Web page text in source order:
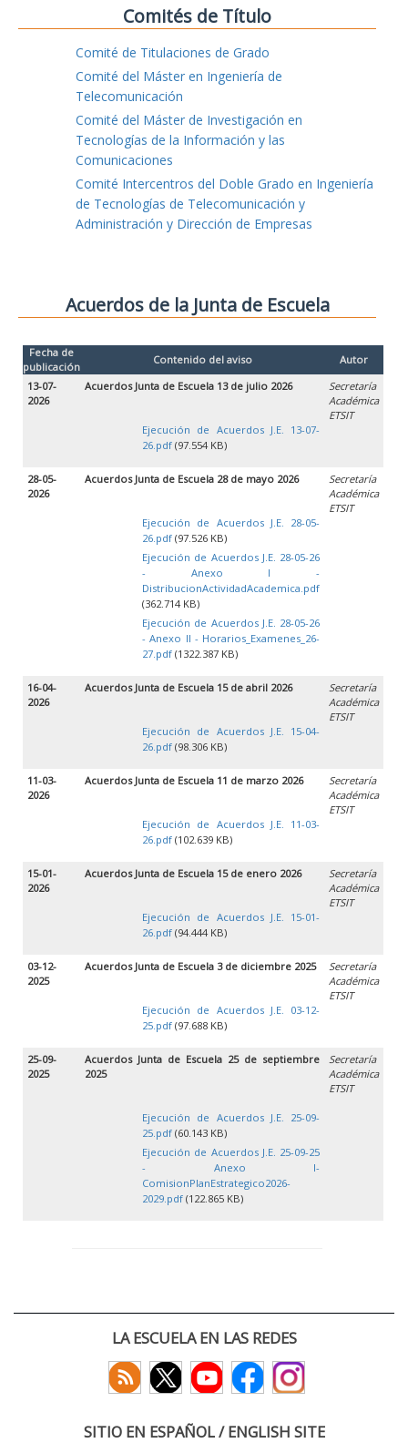
Comités de Título
Comité de Titulaciones de Grado
Comité del Máster en Ingeniería de
Telecomunicación
Comité del Máster de Investigación en
Tecnologías de la Información y las
Comunicaciones
Comité Intercentros del Doble Grado en Ingeniería
de Tecnologías de Telecomunicación y
Administración y Dirección de Empresas
Acuerdos de la Junta de Escuela
Fecha de
publicación
Contenido del aviso
Autor
13-07-
2026
Acuerdos Junta de Escuela 13 de julio 2026
Ejecución de Acuerdos J.E. 13-07-
26.pdf (97.554 KB)
Secretaría
Académica
ETSIT
28-05-
2026
Acuerdos Junta de Escuela 28 de mayo 2026
Ejecución de Acuerdos J.E. 28-05-
26.pdf (97.526 KB)
Ejecución de Acuerdos J.E. 28-05-26
- Anexo I -
DistribucionActividadAcademica.pdf
(362.714 KB)
Ejecución de Acuerdos J.E. 28-05-26
- Anexo II - Horarios_Examenes_26-
27.pdf (1322.387 KB)
Secretaría
Académica
ETSIT
16-04-
2026
Acuerdos Junta de Escuela 15 de abril 2026
Ejecución de Acuerdos J.E. 15-04-
26.pdf (98.306 KB)
Secretaría
Académica
ETSIT
11-03-
2026
Acuerdos Junta de Escuela 11 de marzo 2026
Ejecución de Acuerdos J.E. 11-03-
26.pdf (102.639 KB)
Secretaría
Académica
ETSIT
15-01-
2026
Acuerdos Junta de Escuela 15 de enero 2026
Ejecución de Acuerdos J.E. 15-01-
26.pdf (94.444 KB)
Secretaría
Académica
ETSIT
03-12-
2025
Acuerdos Junta de Escuela 3 de diciembre 2025
Ejecución de Acuerdos J.E. 03-12-
25.pdf (97.688 KB)
Secretaría
Académica
ETSIT
25-09-
2025
Acuerdos Junta de Escuela 25 de septiembre
2025
Ejecución de Acuerdos J.E. 25-09-
25.pdf (60.143 KB)
Ejecución de Acuerdos J.E. 25-09-25
- Anexo I-
ComisionPlanEstrategico2026-
2029.pdf (122.865 KB)
Secretaría
Académica
ETSIT
LA ESCUELA EN LAS REDES
SITIO EN ESPAÑOL / ENGLISH SITE